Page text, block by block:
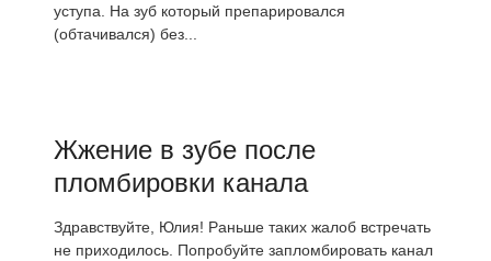
уступа. На зуб который препарировался
(обтачивался) без...
Жжение в зубе после
пломбировки канала
Здравствуйте, Юлия! Раньше таких жалоб встречать
не приходилось. Попробуйте запломбировать канал